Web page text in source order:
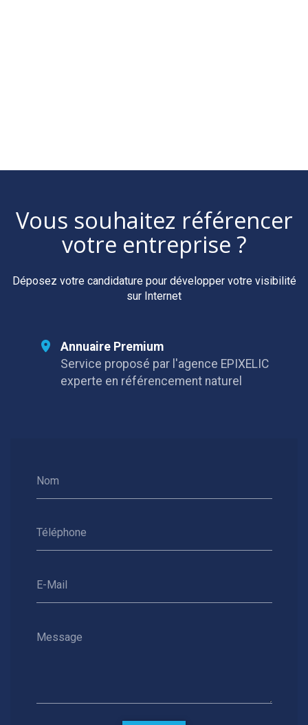
Vous souhaitez référencer
votre entreprise ?
Déposez votre candidature pour développer votre visibilité
sur Internet
Nom
Téléphone
E-Mail
Message
Annuaire Premium
Service proposé par l'agence EPIXELIC
experte en référencement naturel